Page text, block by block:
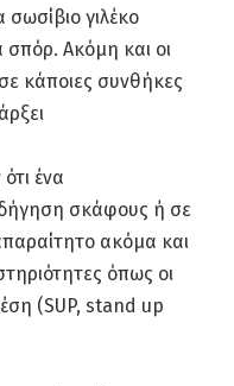
γιλέκο
Ακόμη και οι
κάποιες συνθήκες
ένα
σκάφους ή σε
ακόμα και
όπως οι
(SUP, stand up